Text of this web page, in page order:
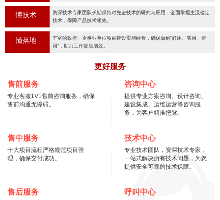
懂技术
资深技术专家团队长期保持对先进技术的研究与应用，全面掌握主流稳定
技术，保障产品技术领先。
懂落地
丰富的政府、企事业单位项目建设实施经验，确保做到“好用、实用、管
用“，助力工作提质增效。
更好服务
售前服务
专业客服1V1售前咨询服务，确保
售前沟通无障碍。
咨询中心
提供专业方案咨询、设计咨询、
建设集成、运维运营等咨询服
务，为客户精准把脉。
售中服务
十大项目流程严格规范项目管
理，确保交付成功。
技术中心
专业技术团队，资深技术专家，
一站式解决所有技术问题，为您
提供安全可靠的技术保障。
售后服务 呼叫中心